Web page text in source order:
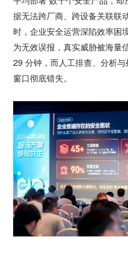
据无法跨厂商、跨设备关联联
时，企业安全运营深陷效率困
为无效误报，真实威胁被海量
29 分钟，而人工排查、分析
窗口彻底错失。